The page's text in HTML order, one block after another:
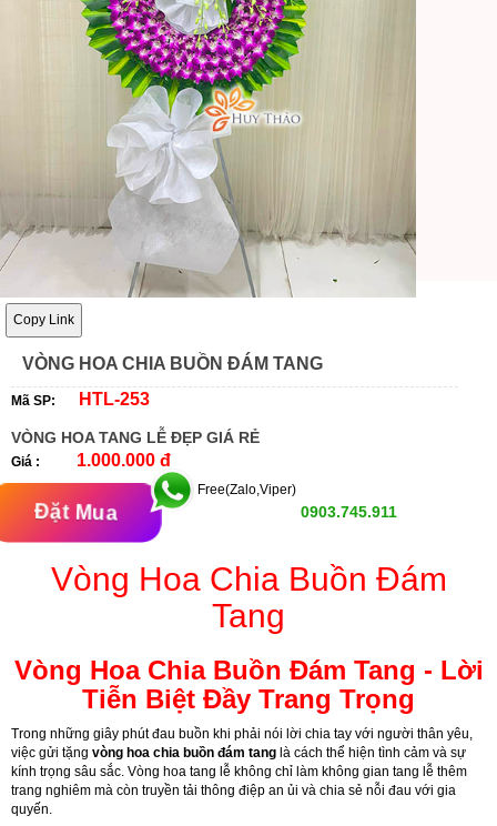
Copy Link
VÒNG HOA CHIA BUỒN ĐÁM TANG
Mã SP: HTL-253
VÒNG HOA TANG LỄ ĐẸP GIÁ RẺ
Giá : 1.000.000 đ
Đặt Mua
Free(Zalo,Viper)
0903.745.911
Vòng Hoa Chia Buồn Đám
Tang
Vòng Hoa Chia Buồn Đám Tang - Lời
Tiễn Biệt Đầy Trang Trọng
Trong những giây phút đau buồn khi phải nói lời chia tay với người thân yêu,
việc gửi tặng vòng hoa chia buồn đám tang là cách thể hiện tình cảm và sự
kính trọng sâu sắc. Vòng hoa tang lễ không chỉ làm không gian tang lễ thêm
trang nghiêm mà còn truyền tải thông điệp an ủi và chia sẻ nỗi đau với gia
quyến.